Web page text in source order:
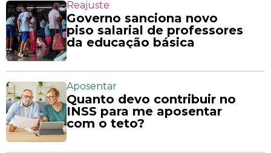
Reajuste
Governo sanciona novo
piso salarial de professores
da educação básica
Aposentar
Quanto devo contribuir no
INSS para me aposentar
com o teto?